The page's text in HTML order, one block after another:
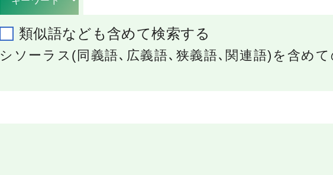
類似語なども含めて検索する
シソーラス(同義語､広義語､狭義語､関連語)を含めて